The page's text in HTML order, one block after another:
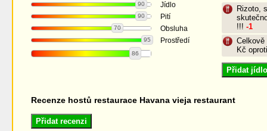
90 Jídlo
90 Pití
70 Obsluha
95 Prostředí
86
Rizoto,
!!! -1
Celkově
Kč
Přidat
Recenze hostů restaurace Havana vieja restaurant
Přidat recenzi